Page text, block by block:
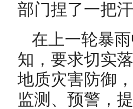
部门捏了一把汗
在上一轮暴
知，要求切实
地质灾害防御
监测、预警，